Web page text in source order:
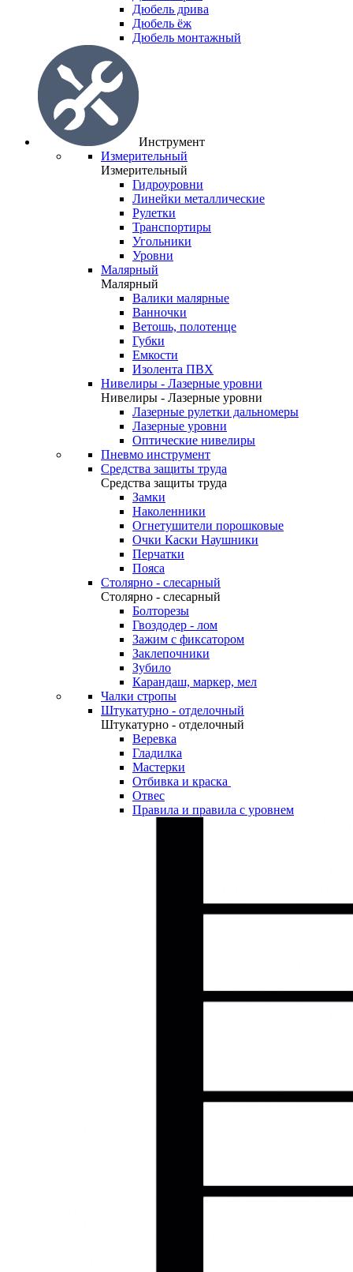
Дюбель дрива
Дюбель ёж
Дюбель монтажный
Инструмент
Измерительный
Измерительный
Гидроуровни
Линейки металлические
Рулетки
Транспортиры
Угольники
Уровни
Малярный
Малярный
Валики малярные
Ванночки
Ветошь, полотенце
Губки
Емкости
Изолента ПВХ
Нивелиры - Лазерные уровни
Нивелиры - Лазерные уровни
Лазерные рулетки дальномеры
Лазерные уровни
Оптические нивелиры
Пневмо инструмент
Средства защиты труда
Средства защиты труда
Замки
Наколенники
Огнетушители порошковые
Очки Каски Наушники
Перчатки
Пояса
Столярно - слесарный
Столярно - слесарный
Болторезы
Гвоздодер - лом
Зажим с фиксатором
Заклепочники
Зубило
Карандаш, маркер, мел
Чалки стропы
Штукатурно - отделочный
Штукатурно - отделочный
Веревка
Гладилка
Мастерки
Отбивка и краска
Отвес
Правила и правила с уровнем